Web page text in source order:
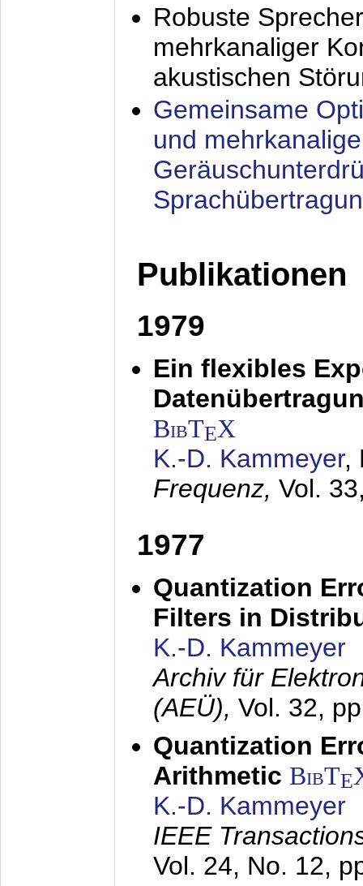
Robuste
mehrkanaliger
akustischen
Gemeinsame
und
Publikationen
1979
Ein flexibles
BibTEX
K.-D. Kammeyer,
Frequenz, Vol.
1977
Quantization
Filters in
K.-D. Kammeyer
Archiv für
(AEÜ), Vol. 32,
Quantization
Arithmetic BibTE
K.-D. Kammeyer
IEEE
Vol. 24, No. 12,